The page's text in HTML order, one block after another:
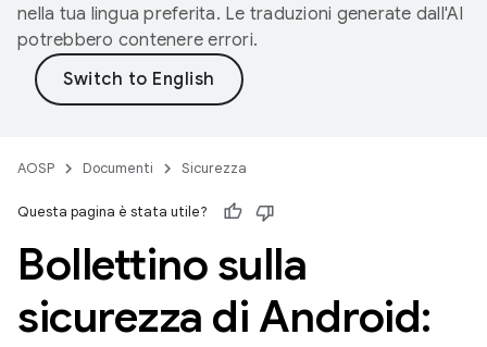
nella tua lingua preferita. Le traduzioni generate dall'AI
potrebbero contenere errori.
AOSP Documenti Sicurezza
Questa pagina è stata utile?
Bollettino sulla
sicurezza di Android: